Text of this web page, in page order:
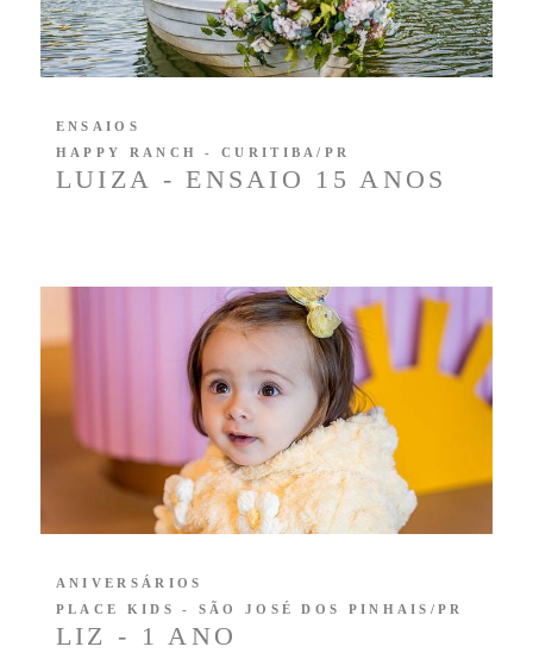
LUIZA - ENSAIO 15 ANOS
ENSAIOS
HAPPY RANCH - CURITIBA/PR
LIZ - 1 ANO
ANIVERSÁRIOS
PLACE KIDS - SÃO JOSÉ DOS PINHAIS/PR